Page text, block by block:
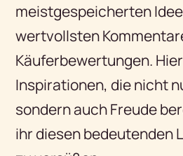
meistgespeicherten
wertvollsten
Käuferbewertungen.
Inspirationen, die nicht
sondern auch Freude
ihr diesen bedeutenden